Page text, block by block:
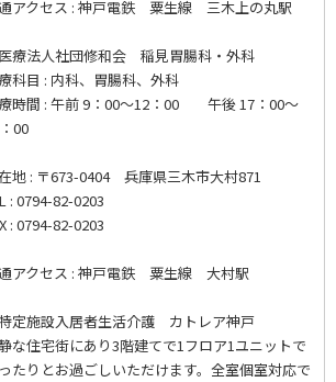
アクセス : 神戸電鉄 粟生線 三木上の丸駅
医療法人社団修和会 稲見胃腸科・外科
科目 : 内科、胃腸科、外科
時間 : 午前 9：00～12：00 午後 17：00～
00
地 : 〒673-0404 兵庫県三木市大村871
: 0794-82-0203
: 0794-82-0203
アクセス : 神戸電鉄 粟生線 大村駅
特定施設入居者生活介護 カトレア神戸
な住宅街にあり3階建てで1フロア1ユニットで
たりとお過ごしいただけます。全室個室対応で